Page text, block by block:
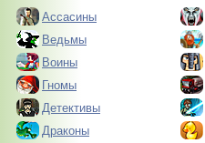
Ассасины
Ведьмы
Воины
Гномы
Детективы
Драконы